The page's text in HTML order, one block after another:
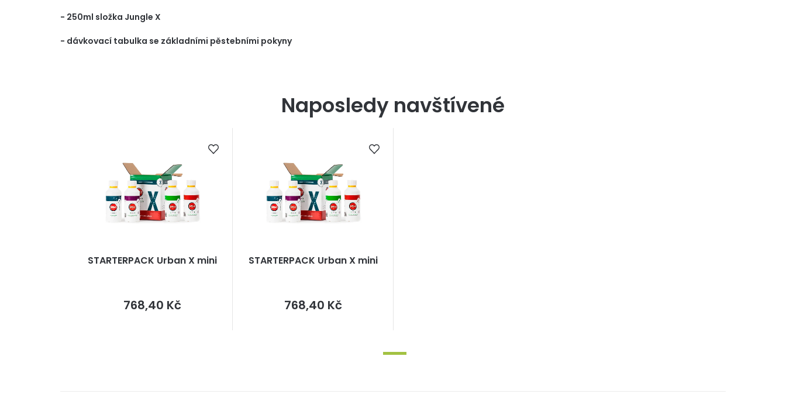
- 250ml složka Jungle X
- dávkovací tabulka se základními pěstebními pokyny
Naposledy navštívené
STARTERPACK Urban X mini
768,40 Kčcena:
STARTERPACK Urban X mini
768,40 Kčcena: